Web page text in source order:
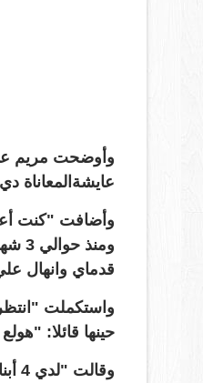
وأضافت "كنت
قدماي وانهال
واستكملت
حينها قائلا: